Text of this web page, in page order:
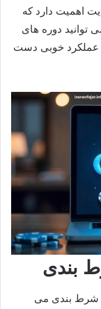
اهمیت دارد که
توانید دوره‌ های
عملکرد خوبی دست
بندی
شرط بندی می